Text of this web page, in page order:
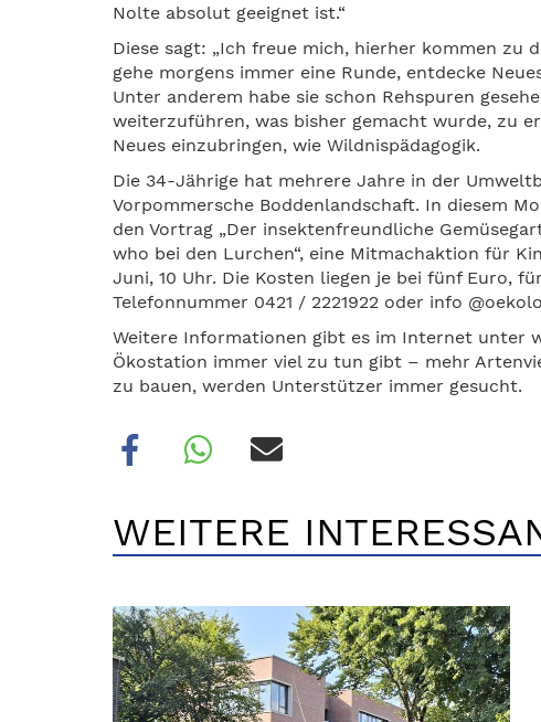
Nolte absolut geeignet ist.“
Diese sagt: „Ich freue mich, hierher kommen zu
gehe morgens immer eine Runde, entdecke
Unter anderem habe sie schon Rehspuren
weiterzuführen, was bisher gemacht wurde, zu
Neues einzubringen, wie Wildnispädagogik.
Die 34-Jährige hat mehrere Jahre in der
Vorpommersche Boddenlandschaft. In diesem
den Vortrag „Der insektenfreundliche
who bei den Lurchen“, eine Mitmachaktion für
Juni, 10 Uhr. Die Kosten liegen je bei fünf Euro,
Telefonnummer 0421 / 2221922 oder info
Weitere Informationen gibt es im Internet unter
Ökostation immer viel zu tun gibt – mehr
zu bauen, werden Unterstützer immer gesucht.
WEITERE